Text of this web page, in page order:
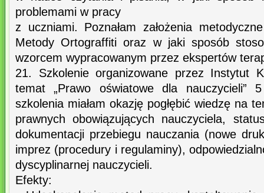
problemami w pracy
z uczniami. Poznałam założenia
Metody Ortograffiti oraz w jaki sposób
wzorcem wypracowanym przez ekspertów
21. Szkolenie organizowane przez Instytut
temat „Prawo oświatowe dla nauczycieli”
szkolenia miałam okazję pogłębić wiedzę na
prawnych obowiązujących nauczyciela,
dokumentacji przebiegu nauczania (nowe
imprez (procedury i regulaminy),
dyscyplinarnej nauczycieli.
Efekty: